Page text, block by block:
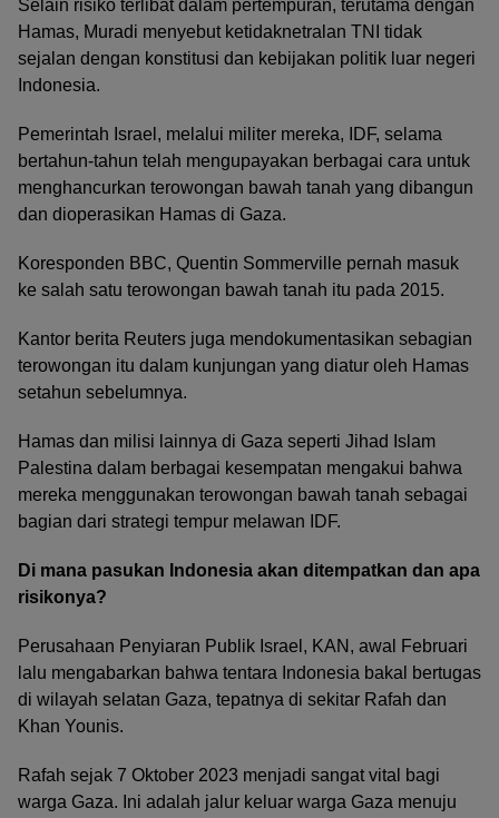
Selain risiko terlibat dalam pertempuran, terutama dengan
Hamas, Muradi menyebut ketidaknetralan TNI tidak
sejalan dengan konstitusi dan kebijakan politik luar negeri
Indonesia.
Pemerintah Israel, melalui militer mereka, IDF, selama
bertahun-tahun telah mengupayakan berbagai cara untuk
menghancurkan terowongan bawah tanah yang dibangun
dan dioperasikan Hamas di Gaza.
Koresponden BBC, Quentin Sommerville pernah masuk
ke salah satu terowongan bawah tanah itu pada 2015.
Kantor berita Reuters juga mendokumentasikan sebagian
terowongan itu dalam kunjungan yang diatur oleh Hamas
setahun sebelumnya.
Hamas dan milisi lainnya di Gaza seperti Jihad Islam
Palestina dalam berbagai kesempatan mengakui bahwa
mereka menggunakan terowongan bawah tanah sebagai
bagian dari strategi tempur melawan IDF.
Di mana pasukan Indonesia akan ditempatkan dan apa
risikonya?
Perusahaan Penyiaran Publik Israel, KAN, awal Februari
lalu mengabarkan bahwa tentara Indonesia bakal bertugas
di wilayah selatan Gaza, tepatnya di sekitar Rafah dan
Khan Younis.
Rafah sejak 7 Oktober 2023 menjadi sangat vital bagi
warga Gaza. Ini adalah jalur keluar warga Gaza menuju